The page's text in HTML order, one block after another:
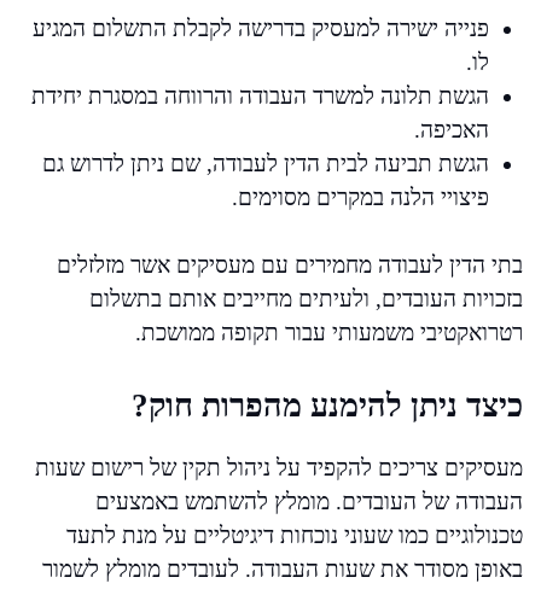
פנייה ישירה למעסיק בדרישה לקבלת התשלום המגיע
לו.
הגשת תלונה למשרד העבודה והרווחה במסגרת יחידת
האכיפה.
הגשת תביעה לבית הדין לעבודה, שם ניתן לדרוש גם
פיצויי הלנה במקרים מסוימים.
בתי הדין לעבודה מחמירים עם מעסיקים אשר מזלזלים
בזכויות העובדים, ולעיתים מחייבים אותם בתשלום
רטרואקטיבי משמעותי עבור תקופה ממושכת.
כיצד ניתן להימנע מהפרות חוק?
מעסיקים צריכים להקפיד על ניהול תקין של רישום שעות
העבודה של העובדים. מומלץ להשתמש באמצעים
טכנולוגיים כמו שעוני נוכחות דיגיטליים על מנת לתעד
באופן מסודר את שעות העבודה. לעובדים מומלץ לשמור